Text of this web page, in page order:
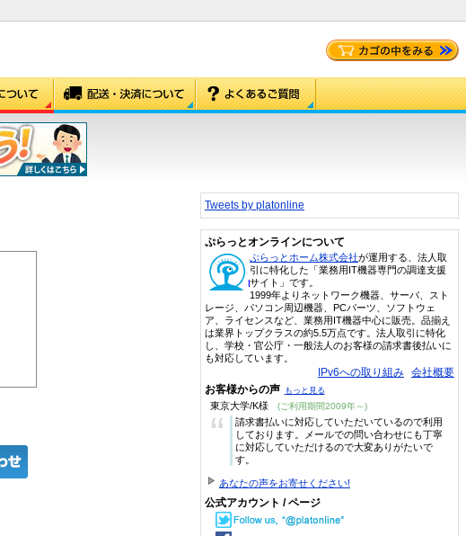
Tweets by platonline
ぷらっとオンラインについて
ぷらっとホーム株式会社が運用する、法人取
引に特化した「業務用IT機器専門の調達支援
サイト」です。
1999年よりネットワーク機器、サーバ、スト
レージ、パソコン周辺機器、PCパーツ、ソフトウェ
ア、ライセンスなど、業務用IT機器中心に販売。品揃え
は業界トップクラスの約5.5万点です。法人取引に特化
し、学校・官公庁・一般法人のお客様の請求書後払いに
も対応しています。
IPv6への取り組み 会社概要
お客様からの声 もっと見る
東京大学/K様 (ご利用期間2009年～)
“
請求書払いに対応していただいているので利用
しております。メールでの問い合わせにも丁寧
に対応していただけるので大変ありがたいで
す。
あなたの声をお寄せください!
公式アカウント / ページ